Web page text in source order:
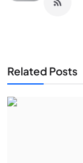
Related Posts